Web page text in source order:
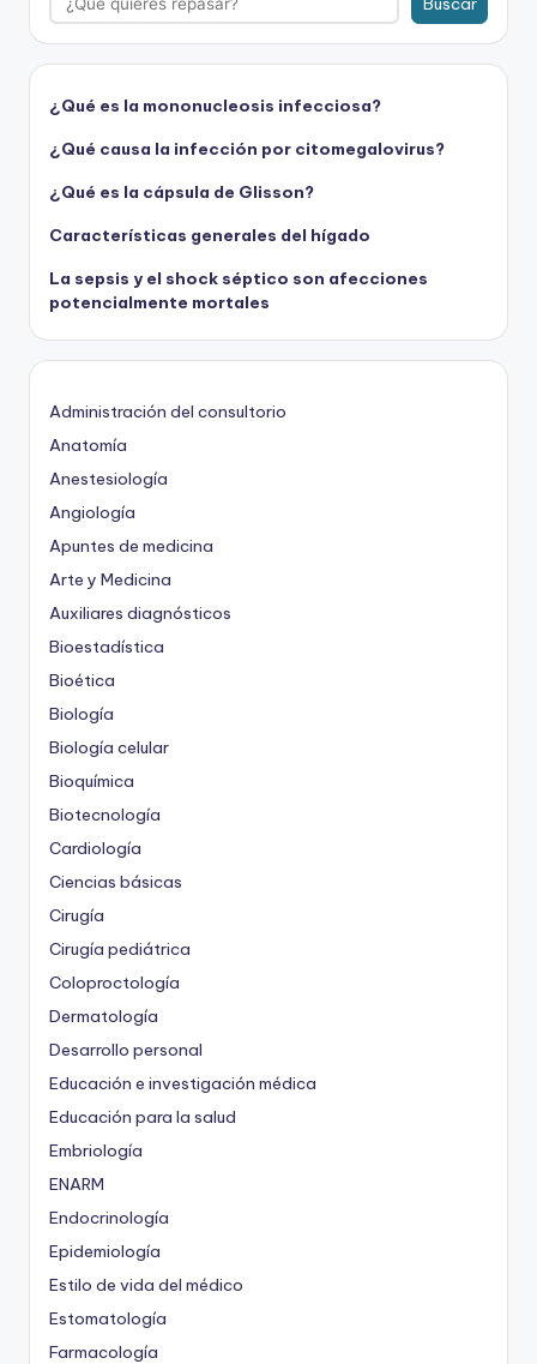
¿Qué es la mononucleosis infecciosa?
¿Qué causa la infección por citomegalovirus?
¿Qué es la cápsula de Glisson?
Características generales del hígado
La sepsis y el shock séptico son afecciones
potencialmente mortales
Administración del consultorio
Anatomía
Anestesiología
Angiología
Apuntes de medicina
Arte y Medicina
Auxiliares diagnósticos
Bioestadística
Bioética
Biología
Biología celular
Bioquímica
Biotecnología
Cardiología
Ciencias básicas
Cirugía
Cirugía pediátrica
Coloproctología
Dermatología
Desarrollo personal
Educación e investigación médica
Educación para la salud
Embriología
ENARM
Endocrinología
Epidemiología
Estilo de vida del médico
Estomatología
Farmacología